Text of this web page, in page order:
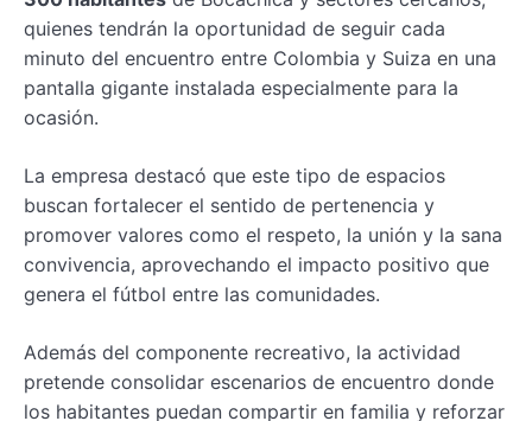
quienes tendrán la oportunidad de seguir cada
minuto del encuentro entre Colombia y Suiza en una
pantalla gigante instalada especialmente para la
ocasión.
La empresa destacó que este tipo de espacios
buscan fortalecer el sentido de pertenencia y
promover valores como el respeto, la unión y la sana
convivencia, aprovechando el impacto positivo que
genera el fútbol entre las comunidades.
Además del componente recreativo, la actividad
pretende consolidar escenarios de encuentro donde
los habitantes puedan compartir en familia y reforzar